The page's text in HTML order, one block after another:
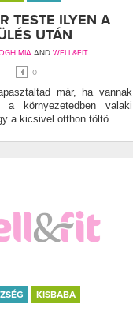
TESTE ILYEN A
UTÁN
MIAAND WELL&FIT
0
már, ha vannak
a környezetedben valaki
a kicsivel otthon töltö
KISBABA